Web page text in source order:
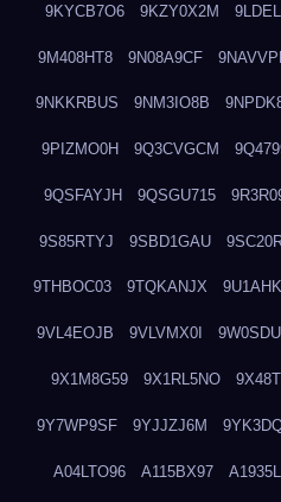
9KYCB7O6 9KZY0X2M
9M408HT8 9N08A9CF
9NKKRBUS 9NM3IO8B
9PIZMO0H 9Q3CVGCM
9QSFAYJH 9QSGU715
9S85RTYJ 9SBD1GAU
9THBOC03 9TQKANJX
9VL4EOJB 9VLVMX0I
9X1M8G59 9X1RL5NO
9Y7WP9SF 9YJJZJ6M
A04LTO96 A115BX97